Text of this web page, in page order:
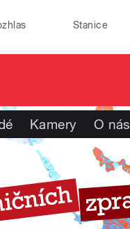
Stanice
Kamery O nás